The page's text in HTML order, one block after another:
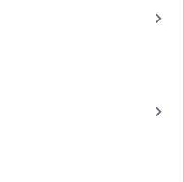
keyboard_arrow_right
keyboard_arrow_right